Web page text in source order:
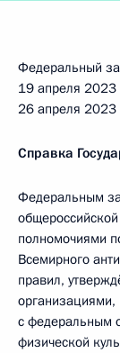
Федеральный
19 апреля 2023
26 апреля 2023
Справка
Федеральным
полномочиями
Всемирного
правил,
с федеральным
физической